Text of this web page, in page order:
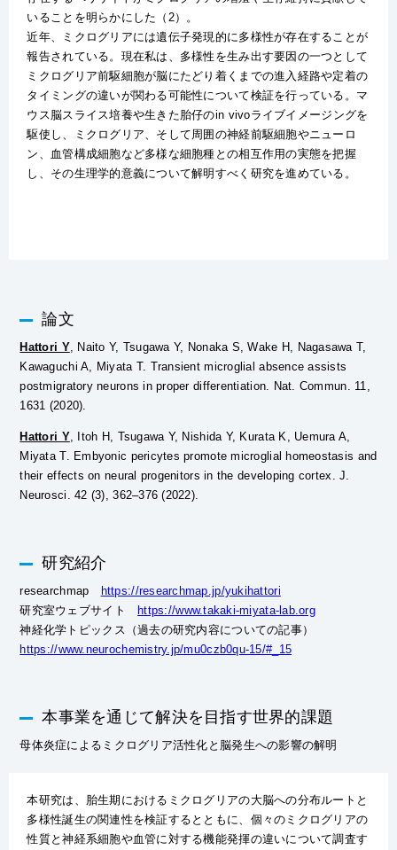
いることを明らかにした（2）。
近年、ミクログリアには遺伝子発現的に多様性が存在することが
報告されている。現在私は、多様性を生み出す要因の一つとして
ミクログリア前駆細胞が脳にたどり着くまでの進入経路や定着の
タイミングの違いが関わる可能性について検証を行っている。マ
ウス脳スライス培養や生きた胎仔のin vivoライブイメージングを
駆使し、ミクログリア、そして周囲の神経前駆細胞やニューロ
ン、血管構成細胞など多様な細胞種との相互作用の実態を把握
し、その生理学的意義について解明すべく研究を進めている。
論文
Hattori Y, Naito Y, Tsugawa Y, Nonaka S, Wake H, Nagasawa T,
Kawaguchi A, Miyata T. Transient microglial absence assists
postmigratory neurons in proper differentiation. Nat. Commun. 11,
1631 (2020).
Hattori Y, Itoh H, Tsugawa Y, Nishida Y, Kurata K, Uemura A,
Miyata T. Embyonic pericytes promote microglial homeostasis and
their effects on neural progenitors in the developing cortex. J.
Neurosci. 42 (3), 362–376 (2022).
研究紹介
researchmap https://researchmap.jp/yukihattori
研究室ウェブサイト https://www.takaki-miyata-lab.org
神経化学トピックス（過去の研究内容についての記事）
https://www.neurochemistry.jp/mu0czb0qu-15/#_15
本事業を通じて解決を目指す世界的課題
母体炎症によるミクログリア活性化と脳発生への影響の解明
本研究は、胎生期におけるミクログリアの大脳への分布ルートと
多様性誕生の関連性を検証するとともに、個々のミクログリアの
性質と神経系細胞や血管に対する機能発揮の違いについて調査す